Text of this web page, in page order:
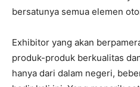
bersatunya semua elemen
Exhibitor yang akan
produk-produk berkualitas
hanya dari dalam negeri,